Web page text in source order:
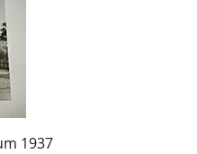
1937